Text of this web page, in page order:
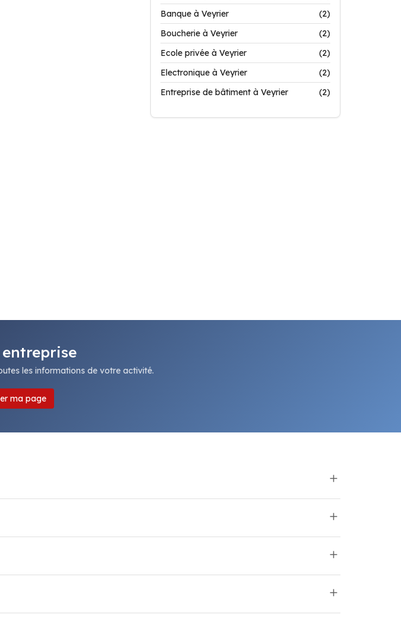
Banque à Veyrier
(2)
Boucherie à Veyrier
(2)
Ecole privée à Veyrier
(2)
Electronique à Veyrier
(2)
Entreprise de bâtiment à Veyrier
(2)
les informations de votre activité.
ma page